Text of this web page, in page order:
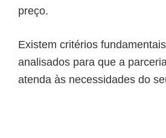
preço.
Existem critérios
analisados para que a
atenda às necessidades do